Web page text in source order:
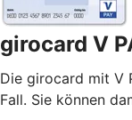
girocard V
Die girocard mit V
Fall. Sie können